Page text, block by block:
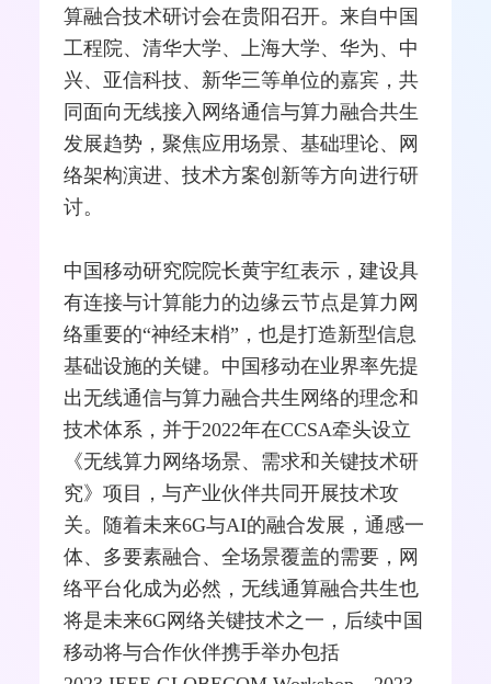
算融合技术研讨会在贵阳召开。来自中国
工程院、清华大学、上海大学、华为、 中
兴、 亚信科技、 新华三等单位的嘉宾，共
同面向 无线接入 网络通信与算力融合共生
发展趋势，聚焦应用场景、基础理论、网
络架构演进、技术方案创新等方向进行研
讨。
中国移动研究院院长黄宇红表示，建设具
有连接与计算能力的边缘云节点是算力网
络重要的“神经末梢”，也是打造新型信息
基础设施的关键。中国移动在业界率先提
出无线通信与算力融合共生网络的理念和
技术体系，并于2022年在CCSA牵头设立
《无线算力网络场景、需求和关键技术研
究》项目，与产业伙伴共同开展技术攻
关。随着未来6G与AI的融合发展，通感一
体、多要素融合、全场景覆盖的需要，网
络平台化成为必然，无线通算融合共生也
将是未来6G网络关键技术之一，后续中国
移动将与合作伙伴携手举办包括